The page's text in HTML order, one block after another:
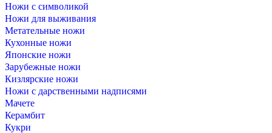
Ножи с символикой
Ножи для выживания
Метательные ножи
Кухонные ножи
Японские ножи
Зарубежные ножи
Кизлярские ножи
Ножи с дарственными надписями
Мачете
Керамбит
Кукри